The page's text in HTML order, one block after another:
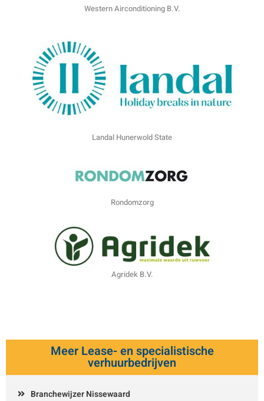
Western Airconditioning B.V.
Landal Hunerwold State
Rondomzorg
Agridek B.V.
Meer Lease- en specialistische
verhuurbedrijven
Branchewijzer Nissewaard